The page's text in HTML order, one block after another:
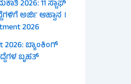
2026: 11 ಸ್ಟಾಫ್
ಅರ್ಜಿ ಆಹ್ವಾನ ।
2026
2026: ಬ್ಯಾಂಕಿಂಗ್
ಬೃಹತ್